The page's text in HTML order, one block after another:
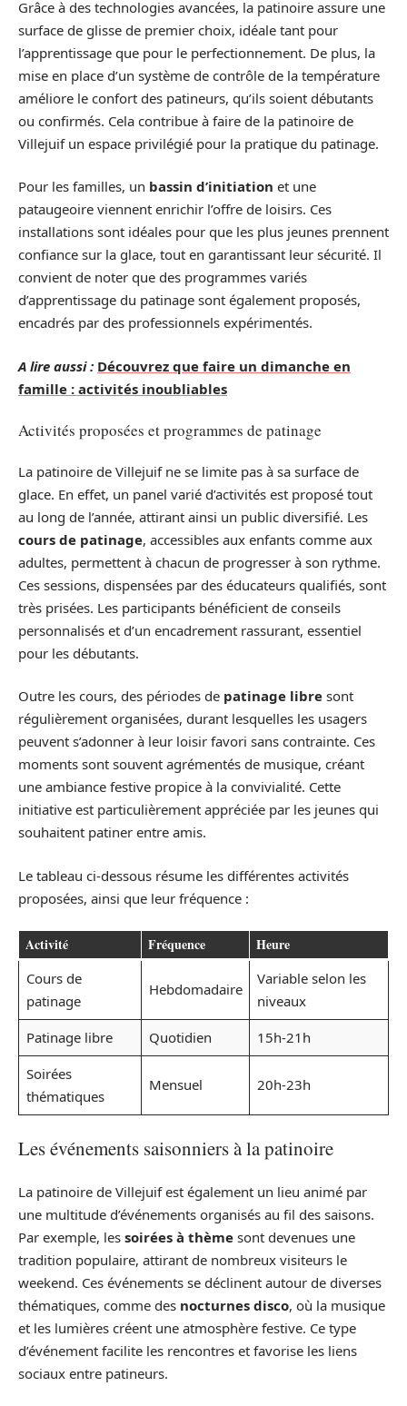
Grâce à des technologies avancées, la patinoire assure une
surface de glisse de premier choix, idéale tant pour
l’apprentissage que pour le perfectionnement. De plus, la
mise en place d’un système de contrôle de la température
améliore le confort des patineurs, qu’ils soient débutants
ou confirmés. Cela contribue à faire de la patinoire de
Villejuif un espace privilégié pour la pratique du patinage.
Pour les familles, un bassin d’initiation et une
pataugeoire viennent enrichir l’offre de loisirs. Ces
installations sont idéales pour que les plus jeunes prennent
confiance sur la glace, tout en garantissant leur sécurité. Il
convient de noter que des programmes variés
d’apprentissage du patinage sont également proposés,
encadrés par des professionnels expérimentés.
A lire aussi : Découvrez que faire un dimanche en
famille : activités inoubliables
Activités proposées et programmes de patinage
La patinoire de Villejuif ne se limite pas à sa surface de
glace. En effet, un panel varié d’activités est proposé tout
au long de l’année, attirant ainsi un public diversifié. Les
cours de patinage, accessibles aux enfants comme aux
adultes, permettent à chacun de progresser à son rythme.
Ces sessions, dispensées par des éducateurs qualifiés, sont
très prisées. Les participants bénéficient de conseils
personnalisés et d’un encadrement rassurant, essentiel
pour les débutants.
Outre les cours, des périodes de patinage libre sont
régulièrement organisées, durant lesquelles les usagers
peuvent s’adonner à leur loisir favori sans contrainte. Ces
moments sont souvent agrémentés de musique, créant
une ambiance festive propice à la convivialité. Cette
initiative est particulièrement appréciée par les jeunes qui
souhaitent patiner entre amis.
Le tableau ci-dessous résume les différentes activités
proposées, ainsi que leur fréquence :
Activité Fréquence Heure
Cours de
patinage
Hebdomadaire
Variable selon les
niveaux
Patinage libre
Quotidien
15h-21h
Soirées
thématiques
Mensuel 20h-23h
Les événements saisonniers à la patinoire
La patinoire de Villejuif est également un lieu animé par
une multitude d’événements organisés au fil des saisons.
Par exemple, les soirées à thème sont devenues une
tradition populaire, attirant de nombreux visiteurs le
weekend. Ces événements se déclinent autour de diverses
thématiques, comme des nocturnes disco, où la musique
et les lumières créent une atmosphère festive. Ce type
d’événement facilite les rencontres et favorise les liens
sociaux entre patineurs.